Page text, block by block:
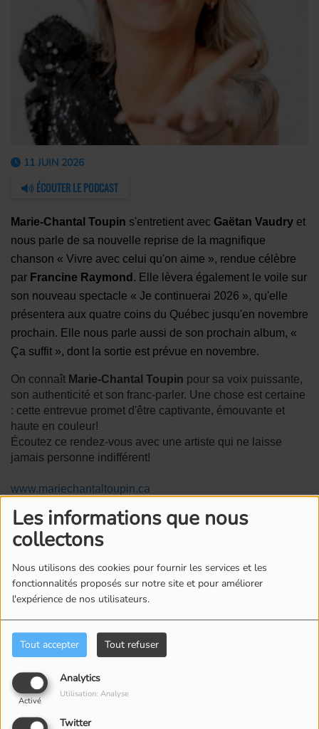
Les informations que nous
collectons
Nous utilisons des cookies pour fournir les services et les
fonctionnalités proposés sur notre site et pour améliorer
l'expérience de nos utilisateurs.
Tout accepter Tout refuser
Analytics
Activé
Utilisation: Analyse
Twitter
11 JUIN 2026
ÉCOUTER LE PODCAST
Marie-Chantal Toupin s'entretient avec Gaëtan Vaudry et
nous parle de sa nouvelle reprise de la magnifique
chanson « Vivre avec celui qu'on aime », rendue célèbre
par Francine Raymond . Elle lèvera également le voile sur
son nouveau spectacle « Je continuerai 2026 », qu'elle
présentera aux quatre coins du Québec jusqu'en novembre
prochain. Elle nous parle aussi de son prochain album, «
Ça suffit », dont la sortie est prévue en novembre.
On connaît Marie-Chantal Toupin pour sa voix puissante,
son authenticité et son franc-parler. Une chose est certaine
: cette entrevue promet d'être captivante, émouvante et
haute en couleur!
Écoutez ce rendez-vous avec une artiste qui ne laisse
jamais personne indifférent!
www.mariechantaltoupin.ca
Commentaires(0)
Connectez-vous pour commenter cet article
SE CONNECTER